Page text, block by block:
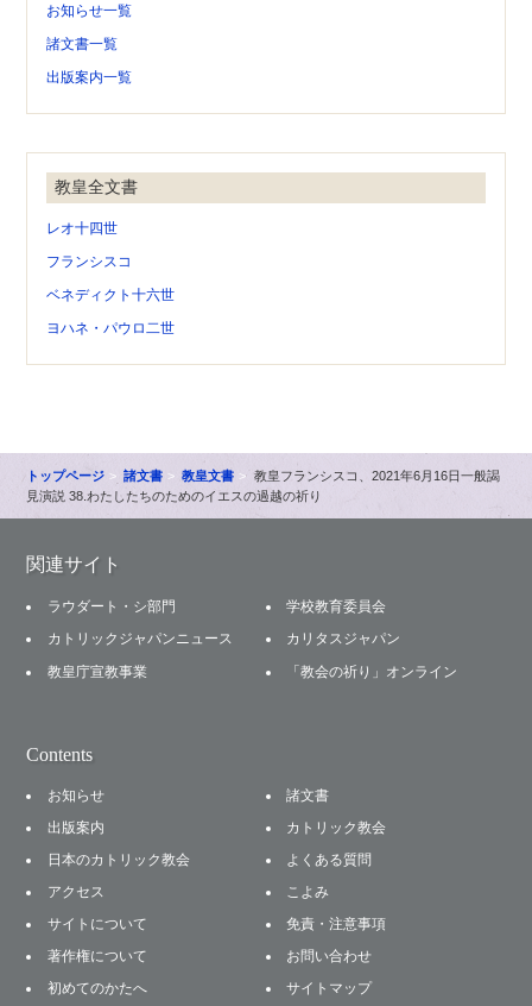
お知らせ一覧
諸文書一覧
出版案内一覧
教皇全文書
レオ十四世
フランシスコ
ベネディクト十六世
ヨハネ・パウロ二世
トップページ 諸文書 教皇文書
教皇フランシスコ、2021年6月16日一般謁
見演説 38.わたしたちのためのイエスの過越の祈り
関連サイト
ラウダート・シ部門
学校教育委員会
カトリックジャパンニュース
カリタスジャパン
教皇庁宣教事業
「教会の祈り」オンライン
Contents
お知らせ
諸文書
出版案内
カトリック教会
日本のカトリック教会
よくある質問
アクセス
こよみ
サイトについて
免責・注意事項
著作権について
お問い合わせ
初めてのかたへ
サイトマップ